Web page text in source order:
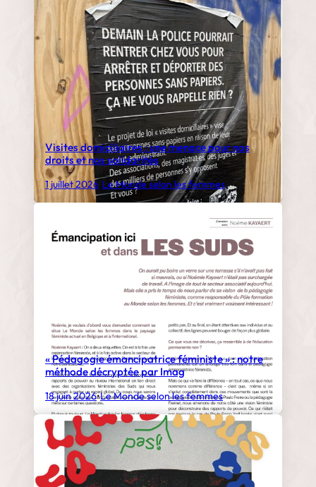
Visites domiciliaires : une menace pour nos
droits et nos solidarités
1 juillet 2026 Le Monde selon les femmes
« Pédagogie émancipatrice féministe » : notre
méthode décryptée par Imag
18 juin 2026•Le Monde selon les femmes